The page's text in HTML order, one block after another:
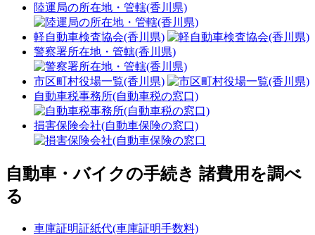
陸運局の所在地・管轄(香川県)
軽自動車検査協会(香川県)
警察署所在地・管轄(香川県)
市区町村役場一覧(香川県)
自動車税事務所(自動車税の窓口)
損害保険会社(自動車保険の窓口)
自動車・バイクの手続き 諸費用を調べ
る
車庫証明証紙代(車庫証明手数料)